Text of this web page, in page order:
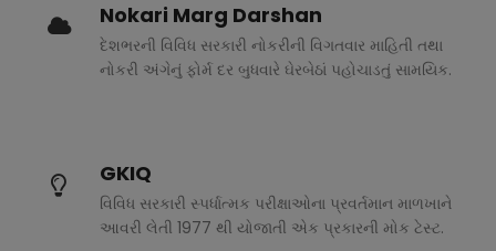
Nokari Marg Darshan
દેશભરની વિવિધ સરકારી નોકરીની વિગતવાર માહિતી તથા
નોકરી અંગેનું ફોર્મ દર બુધવારે ઘેરબેઠાં પહોચાડતું સામયિક.
GKIQ
વિવિધ સરકારી સ્પર્ધાત્મક પરીક્ષાઓના પ્રવર્તમાન માળખાને
આવરી લેતી 1977 થી યોજાતી એક પ્રકારની મોક ટેસ્ટ.